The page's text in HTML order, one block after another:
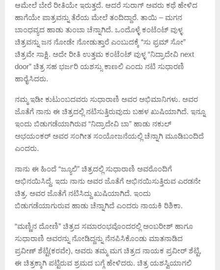
ಆಮೇಲೆ ಬೇರೆ ರೀತಿಯೇ ಇರುತ್ತದೆ. ಆದರೆ ಸುರಾಗ್ ಅವರು ಕಥೆ ಹೇಳಿದ
ಹಾಗೆಯೇ ಪಾತ್ರವನ್ನು ತೆರೆಯ ಮೇಲೆ ತಂದಿದ್ದಾರೆ. ತಾಯಿ – ಮಗನ
ಬಾಂಧವ್ಯದ ಹಾಡು ತುಂಬಾ ಚೆನ್ನಾಗಿದೆ. ಒಂದೊಳ್ಳೆ ಕಂಟೆಂಟ್ ವುಳ್ಳ
ಚಿತ್ರವನ್ನು ಜನ ನೋಡೇ ನೋಡುತ್ತಾರೆ ಎಂಬುದಕ್ಕೆ “ಸು ಫ್ರಮ್ ಸೋ”
ಚಿತ್ರವೇ ಸಾಕ್ಷಿ. ಅದೇ ರೀತಿ ಉತ್ತಮ ಕಂಟೆಂಟ್ ವುಳ್ಳ “ನಿದ್ರಾದೇವಿ next
door” ಚಿತ್ರ ಸಹ ಭರ್ಜರಿ ಯಶಸ್ಸು ಕಾಣಲಿ ಎಂದು ನಟಿ ಸುಧಾರಣಿ
ಹಾರೈಸಿದರು.
ನಮ್ಮ ಇಡೀ ಕುಟುಂಬದವರು ಸುಧಾರಾಣಿ ಅವರ ಅಭಿಮಾನಿಗಳು. ಅವರ
ಜೊತೆಗೆ ನಾನು ಈ ಚಿತ್ರದಲ್ಲಿ ನಟಿಸುತ್ತಿರುವುದು ಬಹಳ ಖುಷಿಯಾಗಿದೆ. ಇನ್ನೂ
ಇಂದು ಬಿಡುಗಡೆಯಾಗಿರುವ “ನಿದ್ರಾದೇವಿ ಬಾ” ಹಾಡು ನಕುಲ್
ಅಭಯಂಕರ್ ಅವರ ಸಂಗೀತ ಸಂಯೋಜನೆಯಲ್ಲಿ ಚೆನ್ನಾಗಿ ಮೂಡಿಬಂದಿದೆ
ಎಂದರು.
ನಾನು ಈ ಹಿಂದೆ “ಜ್ಯೂಲಿ” ಚಿತ್ರದಲ್ಲಿ ಸುಧಾರಾಣಿ ಅವರೊಂದಿಗೆ
ಅಭಿನಯಿಸಿದ್ದೆ. ಇದು ನಾನು ಅವರ ಜೊತೆಗೆ ಅಭಿನಯಿಸುತ್ತಿರುವ ಎರಡನೇ
ಚಿತ್ರ. ಅವರ ಜೊತೆಗೆ ನಟಿಸಿದ್ದು ಖುಷಿಯಾಗಿದೆ. ಇಂದು
ಬಿಡುಗಡೆಯಾಗುರುವ ಹಾಡು ಚೆನ್ನಾಗಿದೆ ಎಂದರು ನಾಯಕಿ ರಿಶಿಕಾ.
“ಮಣ್ಣಿನ ದೋಣಿ” ಚಿತ್ರದ ಸಮಾರಂಭವೊಂದರಲ್ಲಿ ಅಂಬರೀಶ್ ಹಾಗೂ
ಸುಧಾರಾಣಿ ಅವರನ್ನು ನೋಡಿದ್ದನ್ನು ನೆನಪಿಸಿಕೊಂಡು ಮಾತನಾಡಿದ
ಪ್ರವೀಣ್ ಶೆಟ್ಟಿ(ಕರವೇ), ಅವರು ತಮ್ಮ ಮಗ ಚಿತ್ರದ ನಾಯಕ ಪ್ರವೀರ್ ಶೆಟ್ಟಿ,
ಈ ಚಿತ್ರಕ್ಕಾಗಿ ಪಟ್ಟಿರುವ ಶ್ರಮದ ಬಗ್ಗೆ ಹೇಳಿದರು. ಚಿತ್ರ ಯಶಸ್ವಿಯಾಗಲಿ